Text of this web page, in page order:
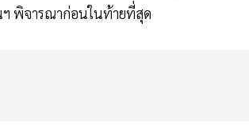
ฯ พิจารณาก่อนในท้ายที่สุด